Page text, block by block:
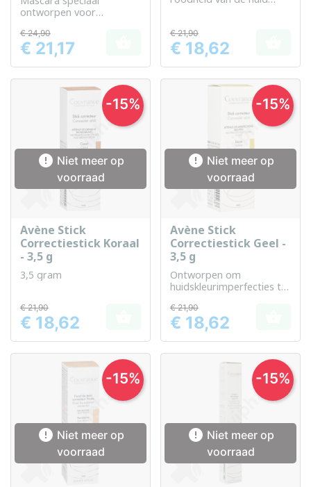
ontworpen voor
volume en definitie
Prijs
€ 24,90
€ 21,17 Prijs
€ 21,90
€ 18,62
 Niet meer op
voorraad
Avène Stick
Correctiestick Koraal
- 3,5 g
3,5 gram
Prijs
€ 21,90
€ 18,62
-15%
 Niet meer op
voorraad
Avène Stick
Correctiestick Geel -
3,5 g
Ontworpen om
huidskleurimperfecties te
Prijs
€ 21,90
€ 18,62
-15%
 Niet meer op
voorraad
-15%
 Niet meer op
voorraad
-15%